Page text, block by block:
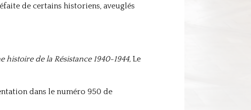
de certains historiens, aveuglés
histoire de la Résistance 1940-1944, Le
dans le numéro 950 de